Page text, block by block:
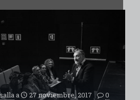
a 27 noviembre, 2017
0